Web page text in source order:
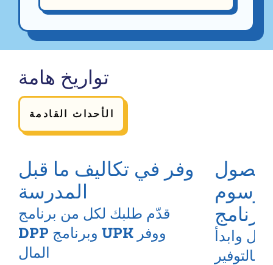
تواريخ هامة
الأحداث القادمة
وفر في تكاليف ما قبل
المدرسة
قدّم طلبك لكل من برنامج
DPP وبرنامج UPK ووفر
المال
وابدأ
بالتوفير